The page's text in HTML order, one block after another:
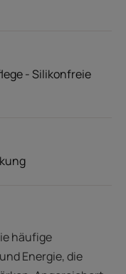
- Silikonfreie
häufige
Energie, die